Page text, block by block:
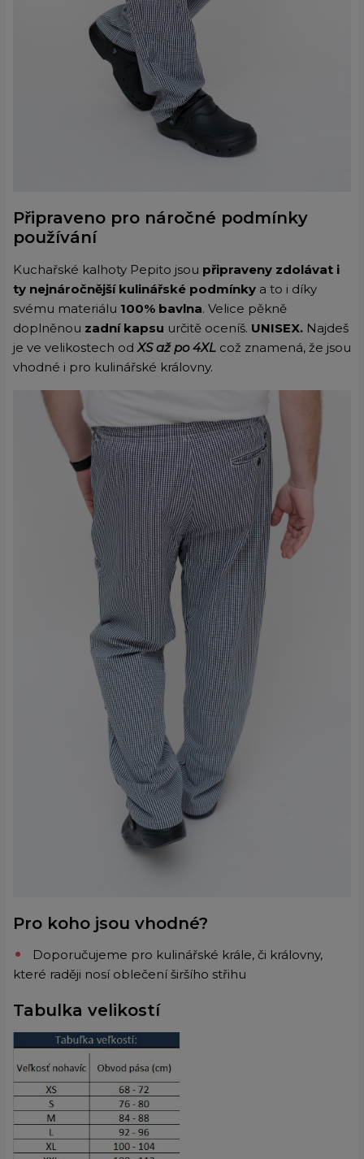
Připraveno pro náročné podmínky
používání
Kuchařské kalhoty Pepito jsou připraveny zdolávat i
ty nejnáročnější kulinářské podmínky a to i díky
svému materiálu 100% bavlna. Velice pěkně
doplněnou zadní kapsu určitě oceníš. UNISEX. Najdeš
je ve velikostech odXS až po 4XL což znamená, že jsou
vhodné i pro kulinářské královny.
Pro koho jsou vhodné?
Doporučujeme pro kulinářské krále, či královny,
které raději nosí oblečení širšího střihu
Tabulka velikostí